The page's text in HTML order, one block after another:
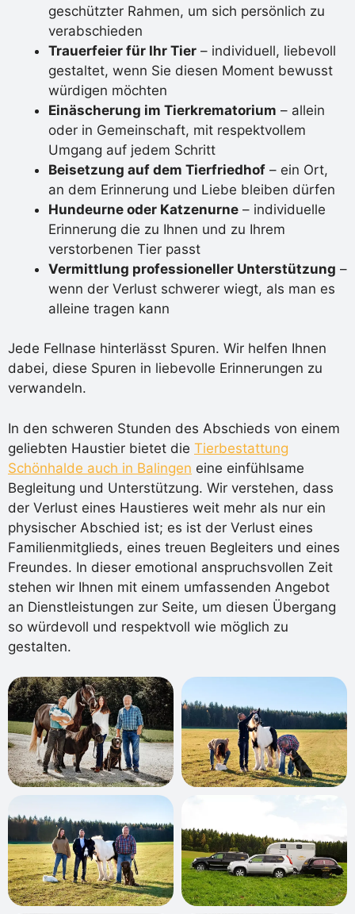
geschützter Rahmen, um sich persönlich zu
verabschieden
Trauerfeier für Ihr Tier – individuell, liebevoll
gestaltet, wenn Sie diesen Moment bewusst
würdigen möchten
Einäscherung im Tierkrematorium – allein
oder in Gemeinschaft, mit respektvollem
Umgang auf jedem Schritt
Beisetzung auf dem Tierfriedhof – ein Ort,
an dem Erinnerung und Liebe bleiben dürfen
Hundeurne oder Katzenurne – individuelle
Erinnerung die zu Ihnen und zu Ihrem
verstorbenen Tier passt
Vermittlung professioneller Unterstützung –
wenn der Verlust schwerer wiegt, als man es
alleine tragen kann
Jede Fellnase hinterlässt Spuren. Wir helfen Ihnen
dabei, diese Spuren in liebevolle Erinnerungen zu
verwandeln.
In den schweren Stunden des Abschieds von einem
geliebten Haustier bietet die Tierbestattung
Schönhalde auch in Balingen eine einfühlsame
Begleitung und Unterstützung. Wir verstehen, dass
der Verlust eines Haustieres weit mehr als nur ein
physischer Abschied ist; es ist der Verlust eines
Familienmitglieds, eines treuen Begleiters und eines
Freundes. In dieser emotional anspruchsvollen Zeit
stehen wir Ihnen mit einem umfassenden Angebot
an Dienstleistungen zur Seite, um diesen Übergang
so würdevoll und respektvoll wie möglich zu
gestalten.